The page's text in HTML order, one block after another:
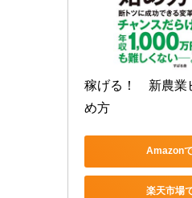
稼げる！　新農業
め方
Amazon
楽天市場